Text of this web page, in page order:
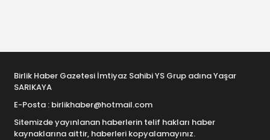
Birlik Haber Gazetesi İmtiyaz Sahibi YS Grup adına Yaşar
SARIKAYA
E-Posta : birlikhaber@hotmail.com
Sitemizde yayınlanan haberlerin telif hakları haber
kaynaklarına aittir, haberleri kopyalamayınız.